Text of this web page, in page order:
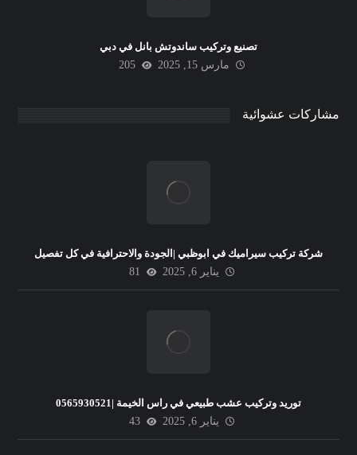
تصنيع وتركيب ساندوتش بانل في دبي
مارس 15, 2025
205
مشاركات عشوائية
شركة تركيب سيراميك في ابوظبي |الجودة والاحترافية في كل تفصيل
يناير 6, 2025
81
توريد وتركيب عشب طبيعي في راس الخيمة |0565930521
يناير 6, 2025
43